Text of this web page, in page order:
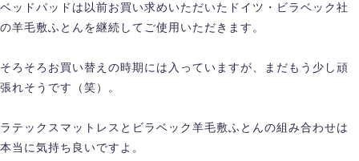
ベッドパッドは以前お買い求めいただいたドイツ・ビラベック社
の羊毛敷ふとんを継続してご使用いただきます。
そろそろお買い替えの時期には入っていますが、まだもう少し頑
張れそうです（笑）。
ラテックスマットレスとビラベック羊毛敷ふとんの組み合わせは
本当に気持ち良いですよ。